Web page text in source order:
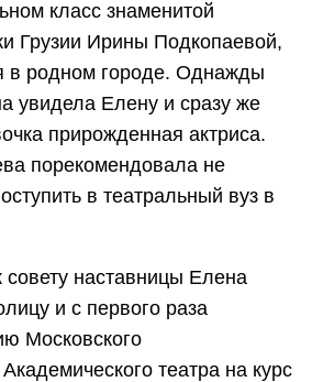
класс знаменитой
Грузии Ирины Подкопаевой,
в родном городе. Однажды
увидела Елену и сразу же
прирожденная актриса.
порекомендовала не
в театральный вуз в
наставницы Елена
и с первого раза
Московского
театра на курс